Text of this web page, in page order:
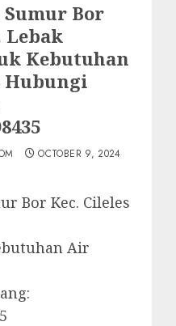
Sumur Bor
Lebak
Kebutuhan
Hubungi
OCTOBER 9, 2024
Bor Kec. Cileles
Air